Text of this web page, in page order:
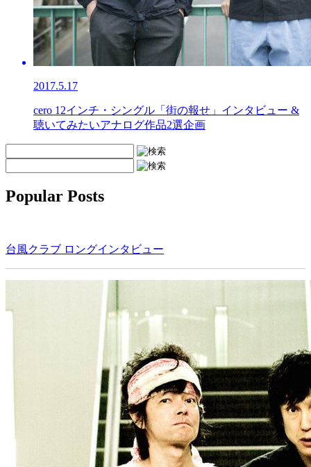
2017.5.17
cero 12インチ・シングル「街の報せ」インタビュー &
聴いてみたいアナログ作品2選企画
Popular Posts
台風クラブ ロングインタビュー